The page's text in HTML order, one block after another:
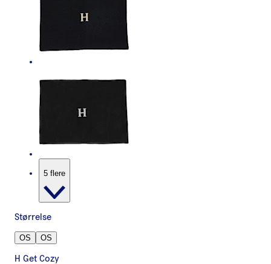
5 flere
Størrelse
OS OS
H Get Cozy